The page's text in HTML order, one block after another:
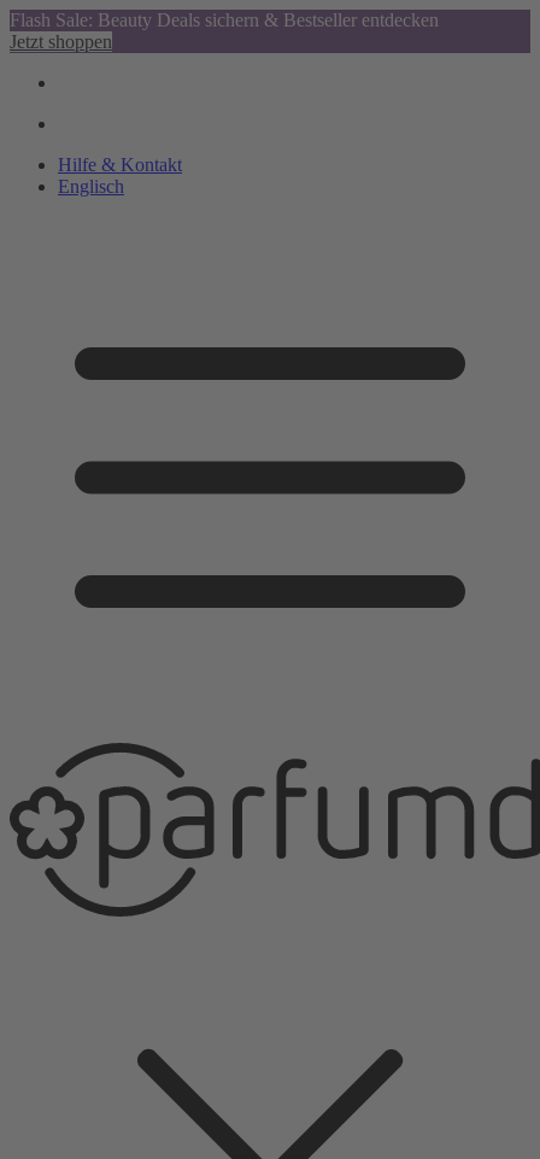
Flash Sale: Beauty Deals sichern & Bestseller entdecken
Jetzt shoppen
Hilfe & Kontakt
Englisch